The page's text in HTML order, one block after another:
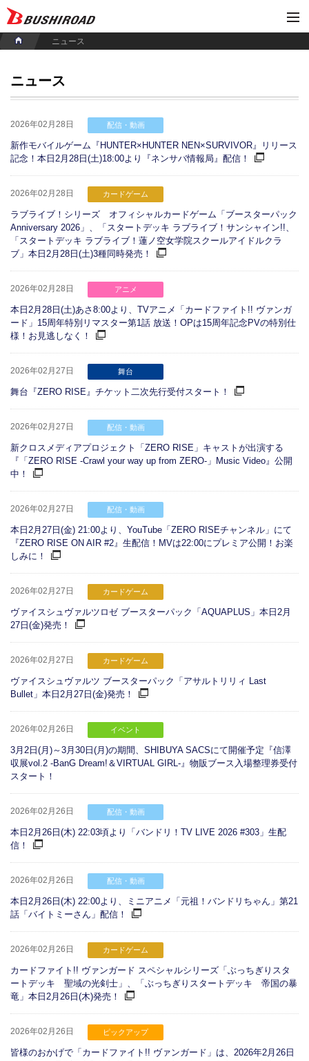
ニュース
ニュース
2026年02月28日 配信・動画
新作モバイルゲーム『HUNTER×HUNTER NEN×SURVIVOR』リリース
記念！本日2月28日(土)18:00より『ネンサバ情報局』配信！
2026年02月28日 カードゲーム
ラブライブ！シリーズ オフィシャルカードゲーム「ブースターパック
Anniversary 2026」、「スタートデッキ ラブライブ！サンシャイン!!、
「スタートデッキ ラブライブ！蓮ノ空女学院スクールアイドルクラ
ブ」本日2月28日(土)3種同時発売！
2026年02月28日 アニメ
本日2月28日(土)あさ8:00より、TVアニメ「カードファイト!! ヴァンガ
ード」15周年特別リマスター第1話 放送！OPは15周年記念PVの特別仕
様！お見逃しなく！
2026年02月27日 舞台
舞台『ZERO RISE』チケット二次先行受付スタート！
2026年02月27日 配信・動画
新クロスメディアプロジェクト「ZERO RISE」キャストが出演する
『「ZERO RISE -Crawl your way up from ZERO-」Music Video』公開
中！
2026年02月27日 配信・動画
本日2月27日(金) 21:00より、YouTube「ZERO RISEチャンネル」にて
『ZERO RISE ON AIR #2』生配信！MVは22:00にプレミア公開！お楽
しみに！
2026年02月27日 カードゲーム
ヴァイスシュヴァルツロゼ ブースターパック「AQUAPLUS」本日2月
27日(金)発売！
2026年02月27日 カードゲーム
ヴァイスシュヴァルツ ブースターパック「アサルトリリィ Last
Bullet」本日2月27日(金)発売！
2026年02月26日 イベント
3月2日(月)～3月30日(月)の期間、SHIBUYA SACSにて開催予定『信澤
収展vol.2 -BanG Dream!＆VIRTUAL GIRL-』物販ブース入場整理券受付
スタート！
2026年02月26日 配信・動画
本日2月26日(木) 22:03頃より「バンドリ！TV LIVE 2026 #303」生配
信！
2026年02月26日 配信・動画
本日2月26日(木) 22:00より、ミニアニメ「元祖！バンドリちゃん」第21
話「バイトミーさん」配信！
2026年02月26日 カードゲーム
カードファイト!! ヴァンガード スペシャルシリーズ「ぶっちぎりスタ
ートデッキ 聖域の光剣士」、「ぶっちぎりスタートデッキ 帝国の暴
竜」本日2月26日(木)発売！
2026年02月26日 ピックアップ
皆様のおかげで「カードファイト!! ヴァンガード」は、2026年2月26日